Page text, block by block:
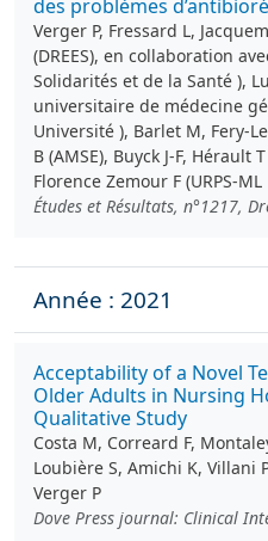
des problèmes
Verger P, Fressard L,
(DREES), en collaboration
Solidarités et de la Santé ),
universitaire de médecine
Université ), Barlet M, Fery-
B (AMSE), Buyck J-F, Hérault
Florence Zemour F (URPS-
Études et Résultats, n°1217,
Année : 2021
Acceptability of a Novel
Older Adults in Nursing
Qualitative Study
Costa M, Correard F,
Loubière S, Amichi K, Villani
Verger P
Dove Press journal: Clinical